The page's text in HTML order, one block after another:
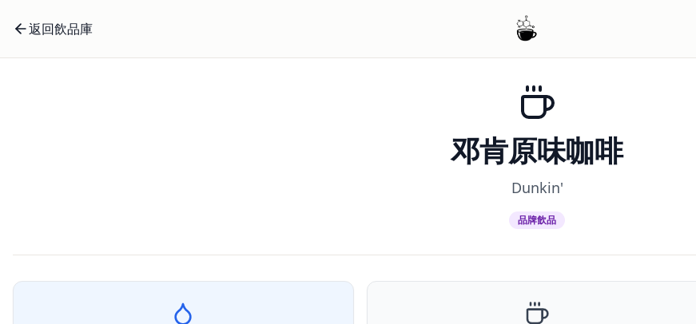
返回飲品庫
邓肯原味咖啡
Dunkin'
品牌飲品